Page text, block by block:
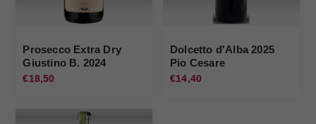
Prosecco Extra Dry
Giustino B. 2024
Ruggeri
€18,50
Dolcetto d'Alba 2025
Pio Cesare
€14,40